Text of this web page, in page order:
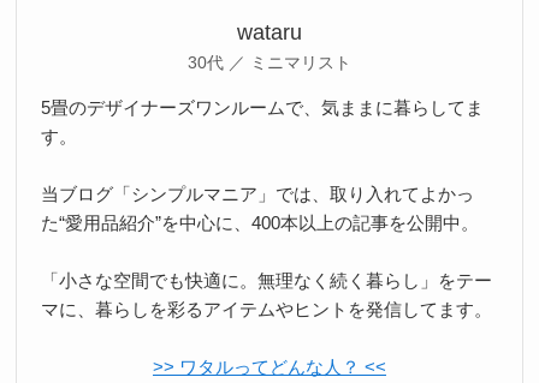
wataru
30代 ／ ミニマリスト
5畳のデザイナーズワンルームで、気ままに暮らしてま
す。
当ブログ「シンプルマニア」では、取り入れてよかっ
た“愛用品紹介”を中心に、400本以上の記事を公開中。
「小さな空間でも快適に。無理なく続く暮らし」をテー
マに、暮らしを彩るアイテムやヒントを発信してます。
>> ワタルってどんな人？ <<